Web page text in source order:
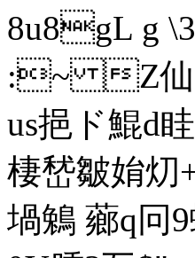
8u8gL g
:~ Z仙l%
us挹ド鯤d
棲 嵆皺姢灱
堝鵵 薌q